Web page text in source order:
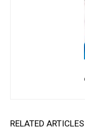
RELATED ARTICLES